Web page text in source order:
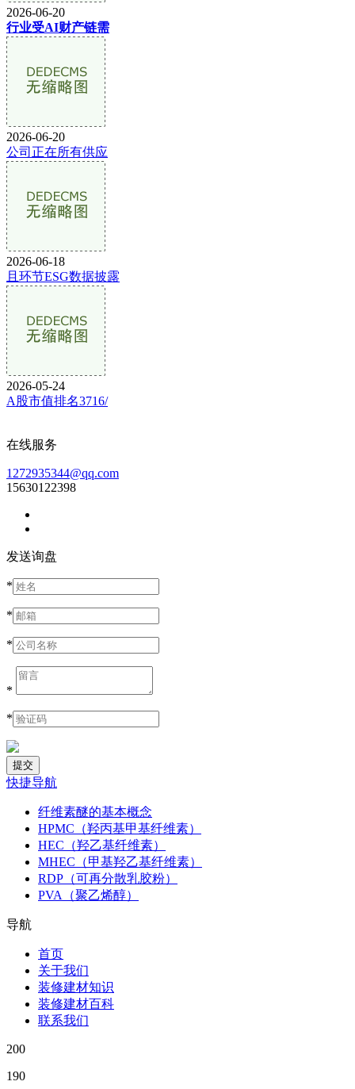
2026-06-20
行业受AI财产链需
2026-06-20
公司正在所有供应
2026-06-18
且环节ESG数据披露
2026-05-24
A股市值排名3716/
在线服务
1272935344@qq.com
15630122398
发送询盘
*
*
*
*
*
快捷导航
纤维素醚的基本概念
HPMC（羟丙基甲基纤维素）
HEC（羟乙基纤维素）
MHEC（甲基羟乙基纤维素）
RDP（可再分散乳胶粉）
PVA（聚乙烯醇）
导航
首页
关于我们
装修建材知识
装修建材百科
联系我们
200
190